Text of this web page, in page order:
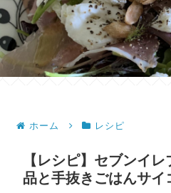
ホーム レシピ
【レシピ】セブンイ
品と手抜きごはんサイ